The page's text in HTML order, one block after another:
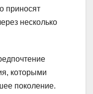
приносят
несколько
которыми
поколение.